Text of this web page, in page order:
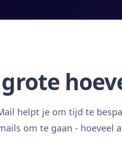
helpt je om tijd te
om te gaan - hoeveel